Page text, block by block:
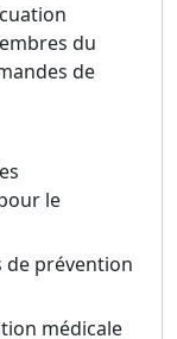
du
de
le
de prévention
médicale